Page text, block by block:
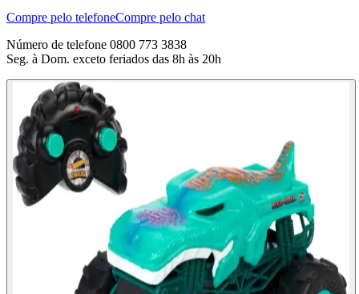
Compre pelo telefoneCompre pelo chat
Número de telefone 0800 773 3838
Seg. à Dom. exceto feriados das 8h às 20h